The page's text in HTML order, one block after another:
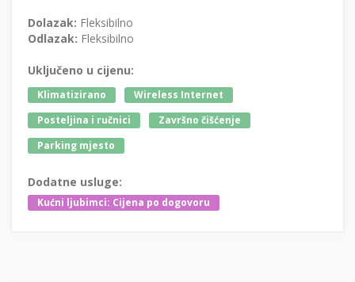
Dolazak: Fleksibilno
Odlazak: Fleksibilno
Uključeno u cijenu:
Klimatizirano
Wireless Internet
Posteljina i ručnici
Završno čišćenje
Parking mjesto
Dodatne usluge:
Kućni ljubimci: Cijena po dogovoru